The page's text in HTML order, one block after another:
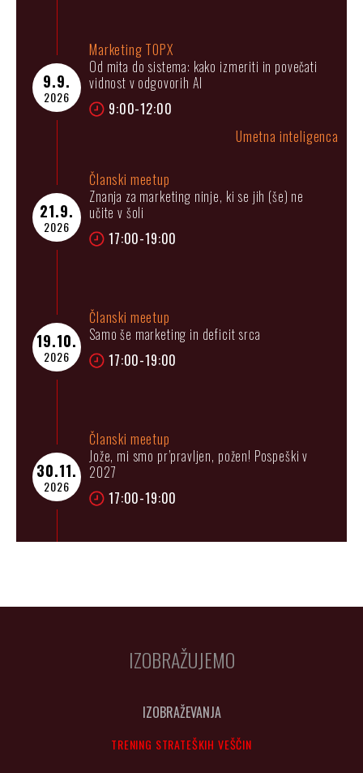
9.9.
2026
Marketing TOPX
Od mita do sistema: kako izmeriti in povečati
vidnost v odgovorih AI
9:00-12:00
Umetna inteligenca
21.9.
2026
Članski meetup
Znanja za marketing ninje, ki se jih (še) ne
učite v šoli
17:00-19:00
19.10.
2026
Članski meetup
Samo še marketing in deficit srca
17:00-19:00
30.11.
2026
Članski meetup
Jože, mi smo pr’pravljen, požen! Pospeški v
2027
17:00-19:00
IZOBRAŽUJEMO
IZOBRAŽEVANJA
TRENING STRATEŠKIH VEŠČIN